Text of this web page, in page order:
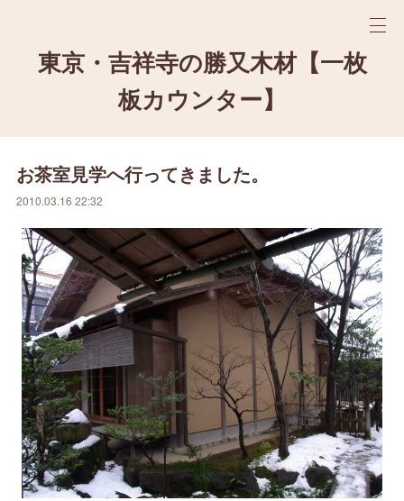
東京・吉祥寺の勝又木材【一枚
板カウンター】
お茶室見学へ行ってきました。
2010.03.16 22:32